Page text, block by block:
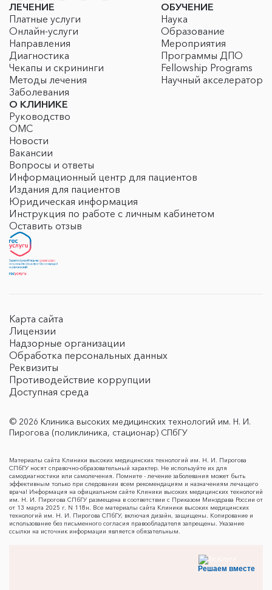
ЛЕЧЕНИЕ
Платные услуги
Онлайн-услуги
Направления
Диагностика
Чекапы и скрининги
Методы лечения
Заболевания
ОБУЧЕНИЕ
Наука
Образование
Мероприятия
Программы ДПО
Fellowship Programs
Научный акселератор
О КЛИНИКЕ
Руководство
ОМС
Новости
Вакансии
Вопросы и ответы
Информационный центр для пациентов
Издания для пациентов
Юридическая информация
Инструкция по работе с личным кабинетом
Оставить отзыв
Карта сайта
Лицензии
Надзорные организации
Обработка персональных данных
Реквизиты
Противодействие коррупции
Доступная среда
© 2026 Клиника высоких медицинских технологий им. Н. И.
Пирогова (поликлиника, стационар) СПбГУ
Материалы сайта Клиники высоких медицинских технологий им. Н. И. Пирогова
СПбГУ носят справочно-образовательный характер. Не используйте их для
самодиагностики или самолечения. Помните - лечение заболевания может быть
эффективным только при следовании всем рекомендациям и назначениям лечащего
врача! Информация на официальном сайте Клиники высоких медицинских технологий
им. Н. И. Пирогова СПбГУ размещена в соответствии с Приказом Минздрава России от
от 13 марта 2025 г. N 118н. Все материалы сайта Клиники высоких медицинских
технологий им. Н. И. Пирогова СПбГУ, включая дизайн, защищены. Копирование и
использование без письменного согласия правообладателя запрещены. Указание
ссылки на источник информации является обязательным.
Решаем вместе